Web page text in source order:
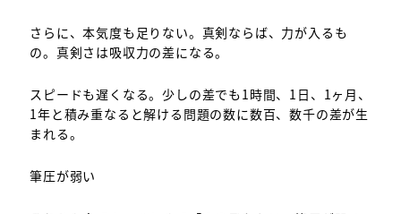
さらに、本気度も足りない。真剣ならば、力が入るも
の。真剣さは吸収力の差になる。
スピードも遅くなる。少しの差でも1時間、1日、1ヶ月、
1年と積み重なると解ける問題の数に数百、数千の差が生
まれる。
筆圧が弱い